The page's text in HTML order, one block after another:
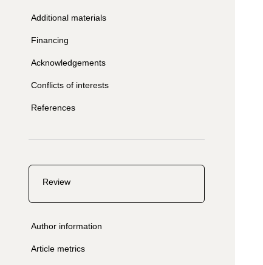
Additional materials
Financing
Acknowledgements
Conflicts of interests
References
Review
Author information
Article metrics